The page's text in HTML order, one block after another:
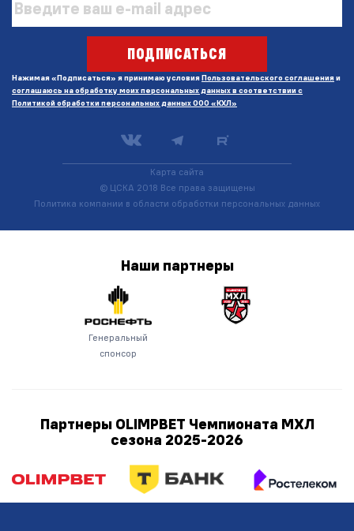
ПОДПИСАТЬСЯ
Нажимая «Подписаться» я принимаю условияПользовательского соглашенияи
соглашаюсь на обработку моих персональных данных в соответствии с
Политикой обработки персональных данных ООО «КХЛ»
© ЦСКА 2018 Все права защищены
Политика компании в области обработки персональных данных
Карта сайта
Наши партнеры
Генеральный
спонсор
Партнеры OLIMPBET Чемпионата МХЛ
сезона 2025-2026